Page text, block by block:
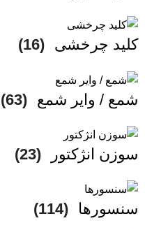
کلید چرخشی (16)
شمع / وایر شمع (63)
سوزن انژکتور (23)
سنسورها (114)